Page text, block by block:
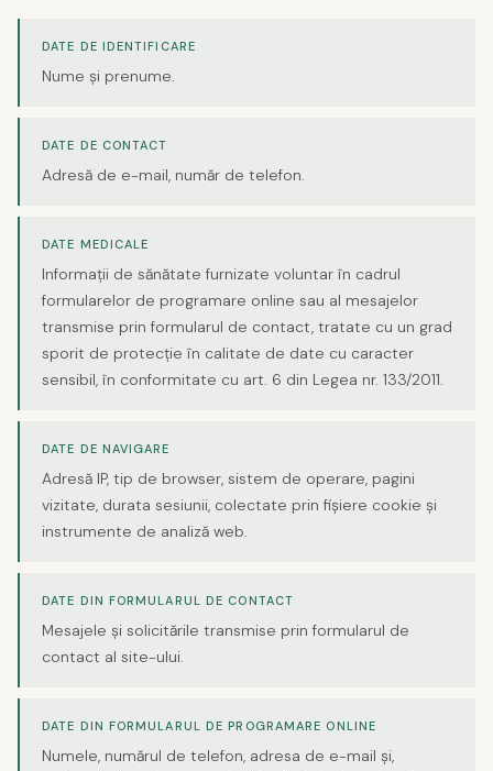
DATE DE IDENTIFICARE
Nume și prenume.
DATE DE CONTACT
Adresă de e-mail, număr de telefon.
DATE MEDICALE
Informații de sănătate furnizate voluntar în cadrul
formularelor de programare online sau al mesajelor
transmise prin formularul de contact, tratate cu un grad
sporit de protecție în calitate de date cu caracter
sensibil, în conformitate cu art. 6 din Legea nr. 133/2011.
DATE DE NAVIGARE
Adresă IP, tip de browser, sistem de operare, pagini
vizitate, durata sesiunii, colectate prin fișiere cookie și
instrumente de analiză web.
DATE DIN FORMULARUL DE CONTACT
Mesajele și solicitările transmise prin formularul de
contact al site-ului.
DATE DIN FORMULARUL DE PROGRAMARE ONLINE
Numele, numărul de telefon, adresa de e-mail și,